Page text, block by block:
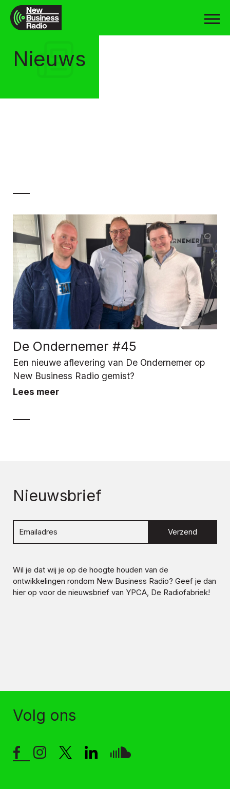
Nieuws
De Ondernemer #45
Een nieuwe aflevering van De Ondernemer op
New Business Radio gemist?
Lees meer
Nieuwsbrief
Verzend
Wil je dat wij je op de hoogte houden van de
ontwikkelingen rondom New Business Radio? Geef je dan
hier op voor de nieuwsbrief van YPCA, De Radiofabriek!
Volg ons